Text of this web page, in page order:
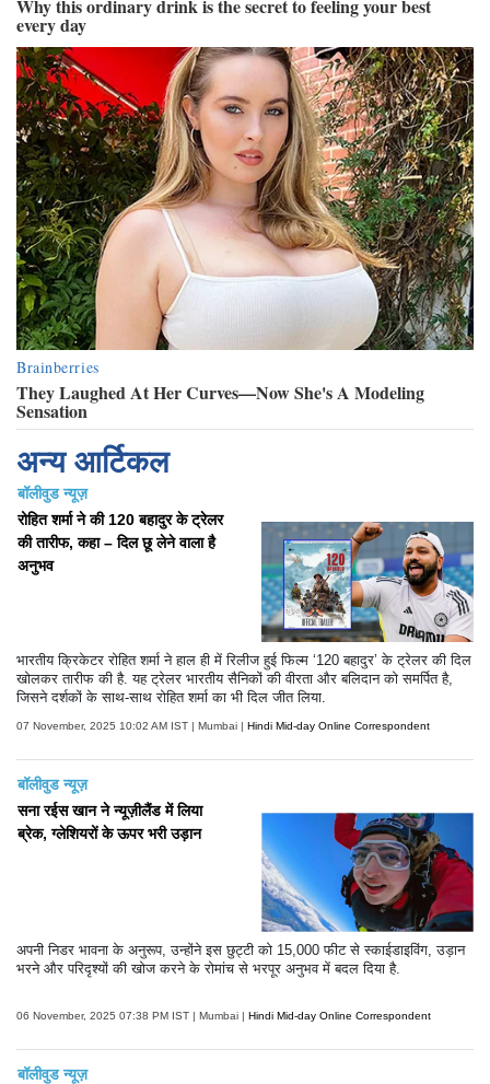
अन्य आर्टिकल
बॉलीवुड न्यूज़
रोहित शर्मा ने की 120 बहादुर के ट्रेलर
की तारीफ, कहा – दिल छू लेने वाला है
अनुभव
भारतीय क्रिकेटर रोहित शर्मा ने हाल ही में रिलीज हुई फिल्म ‘120 बहादुर’ के ट्रेलर की दिल
खोलकर तारीफ की है. यह ट्रेलर भारतीय सैनिकों की वीरता और बलिदान को समर्पित है,
जिसने दर्शकों के साथ-साथ रोहित शर्मा का भी दिल जीत लिया.
07 November, 2025 10:02 AM IST | Mumbai | Hindi Mid-day Online Correspondent
बॉलीवुड न्यूज़
सना रईस खान ने न्यूज़ीलैंड में लिया
ब्रेक, ग्लेशियरों के ऊपर भरी उड़ान
अपनी निडर भावना के अनुरूप, उन्होंने इस छुट्टी को 15,000 फीट से स्काईडाइविंग, उड़ान
भरने और परिदृश्यों की खोज करने के रोमांच से भरपूर अनुभव में बदल दिया है.
06 November, 2025 07:38 PM IST | Mumbai | Hindi Mid-day Online Correspondent
बॉलीवुड न्यूज़